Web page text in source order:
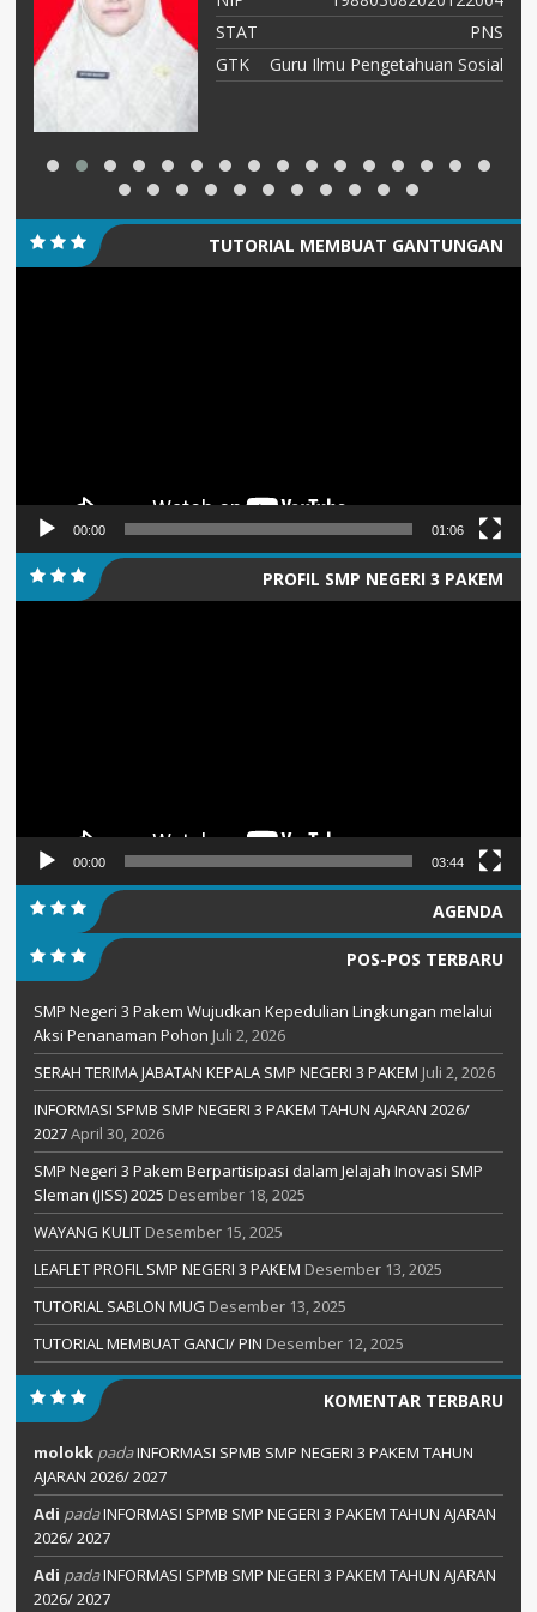
STAT
PNS
GTK
Guru Ilmu Pengetahuan Sosial
TUTORIAL MEMBUAT GANTUNGAN
00:00 01:06
PROFIL SMP NEGERI 3 PAKEM
00:00 03:44
AGENDA
POS-POS TERBARU
SMP Negeri 3 Pakem Wujudkan Kepedulian Lingkungan melalui
Aksi Penanaman Pohon Juli 2, 2026
SERAH TERIMA JABATAN KEPALA SMP NEGERI 3 PAKEM Juli 2, 2026
INFORMASI SPMB SMP NEGERI 3 PAKEM TAHUN AJARAN 2026/
2027April 30, 2026
SMP Negeri 3 Pakem Berpartisipasi dalam Jelajah Inovasi SMP
Sleman (JISS) 2025 Desember 18, 2025
WAYANG KULIT Desember 15, 2025
LEAFLET PROFIL SMP NEGERI 3 PAKEM Desember 13, 2025
TUTORIAL SABLON MUG Desember 13, 2025
TUTORIAL MEMBUAT GANCI/ PIN Desember 12, 2025
KOMENTAR TERBARU
molokk padaINFORMASI SPMB SMP NEGERI 3 PAKEM TAHUN
AJARAN 2026/ 2027
Adi padaINFORMASI SPMB SMP NEGERI 3 PAKEM TAHUN AJARAN
2026/ 2027
Adi padaINFORMASI SPMB SMP NEGERI 3 PAKEM TAHUN AJARAN
2026/ 2027